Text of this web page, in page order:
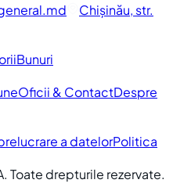
Chișinău, str.
Bunuri
Oficii & ContactDespre
a datelorPolitica
Toate drepturile rezervate.